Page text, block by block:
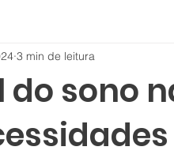
do sono
3 min de leitura